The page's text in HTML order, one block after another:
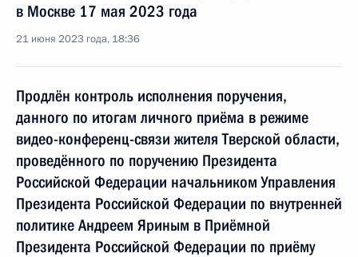
в Москве 17 мая 2023 года
21 июня 2023 года, 18:36
Продлён контроль исполнения поручения,
данного по итогам личного приёма в режиме
видео-конференц-связи жителя Тверской области,
проведённого по поручению Президента
Российской Федерации начальником Управления
Президента Российской Федерации по внутренней
политике Андреем Яриным в Приёмной
Президента Российской Федерации по приёму